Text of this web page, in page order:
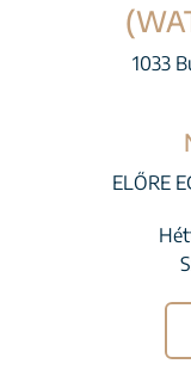
1033
ELŐRE